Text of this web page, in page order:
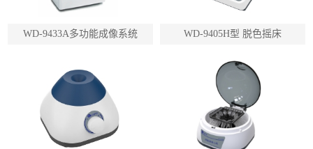
WD-9433A多功能成像系统 WD-9405H型 脱色摇床